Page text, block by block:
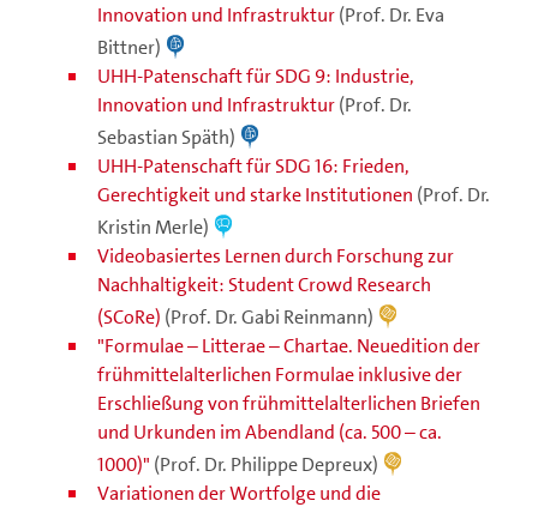
Innovation und Infrastruktur(Prof. Dr. Eva
Bittner)
UHH-Patenschaft für SDG 9: Industrie,
Innovation und Infrastruktur(Prof. Dr.
Sebastian Späth)
UHH-Patenschaft für SDG 16: Frieden,
Gerechtigkeit und starke Institutionen (Prof. Dr.
Kristin Merle)
Videobasiertes Lernen durch Forschung zur
Nachhaltigkeit: Student Crowd Research
(SCoRe) (Prof. Dr. Gabi Reinmann)
"Formulae – Litterae – Chartae. Neuedition der
frühmittelalterlichen Formulae inklusive der
Erschließung von frühmittelalterlichen Briefen
und Urkunden im Abendland (ca. 500 – ca.
1000)" (Prof. Dr. Philippe Depreux)
Variationen der Wortfolge und die